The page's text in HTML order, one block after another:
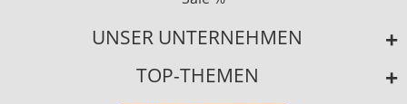
UNSER UNTERNEHMEN
TOP-THEMEN